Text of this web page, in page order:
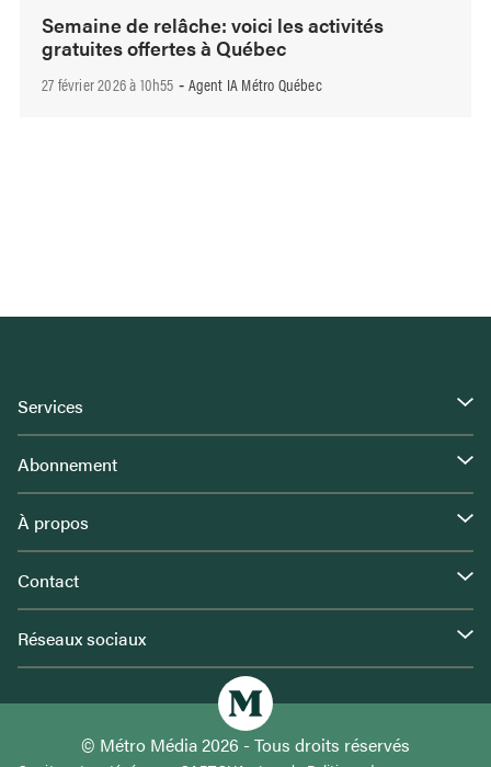
Semaine de relâche: voici les activités
gratuites offertes à Québec
27 février 2026 à 10h55 - Agent IA Métro Québec
Services
Abonnement
À propos
Contact
Réseaux sociaux
© Métro Média 2026 - Tous droits réservés